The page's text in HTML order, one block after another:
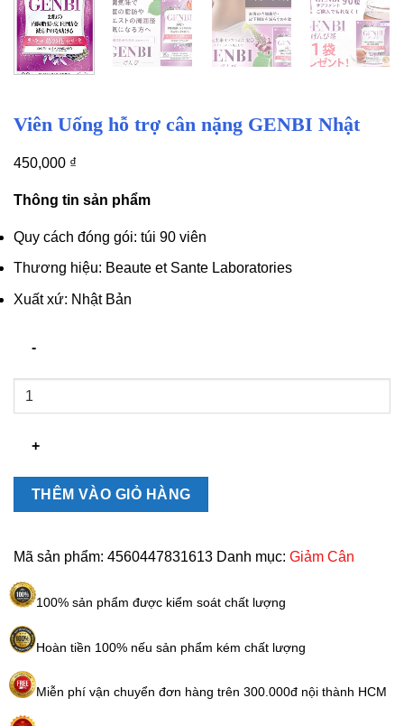
Viên Uống hỗ trợ cân nặng GENBI Nhật
450,000 ₫
Thông tin sản phẩm
Quy cách đóng gói: túi 90 viên
Thương hiệu: Beaute et Sante Laboratories
Xuất xứ: Nhật Bản
Viên
nặng
GENBI
số
THÊM VÀO GIỎ HÀNG
Mã sản phẩm: 4560447831613 Danh mục: Giảm Cân
100% sản phẩm được kiểm soát chất lượng
Hoàn tiền 100% nếu sản phẩm kém chất lượng
Miễn phí vận chuyển đơn hàng trên 300.000đ nội thành HCM